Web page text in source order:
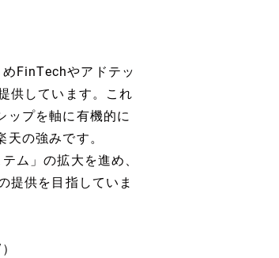
FinTechやアドテッ
供しています。これ
ップを軸に有機的に
の強みです。
ム」の拡大を進め、
提供を目指していま